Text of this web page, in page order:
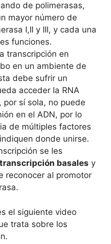
de polimerasas,
mayor número de
I,II y III, y cada una
funciones.
transcripción en
en un ambiente de
debe sufrir un
acceder la RNA
por sí sola, no puede
en el ADN, por lo
de múltiples factores
donde unirse.
se les
basales y
reconocer al promotor
el siguiente video
trata sobre los